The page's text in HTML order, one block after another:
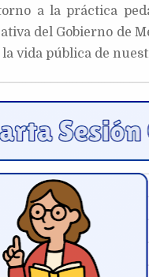
a la práctica
del Gobierno de
vida pública de